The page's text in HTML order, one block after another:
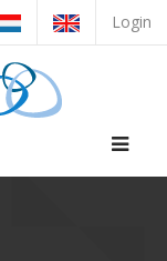
Login